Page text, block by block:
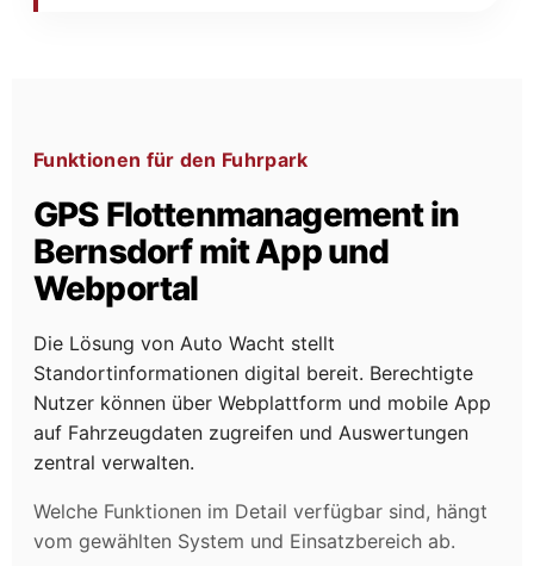
Funktionen für den Fuhrpark
GPS Flottenmanagement in
Bernsdorf mit App und
Webportal
Die Lösung von Auto Wacht stellt
Standortinformationen digital bereit. Berechtigte
Nutzer können über Webplattform und mobile App
auf Fahrzeugdaten zugreifen und Auswertungen
zentral verwalten.
Welche Funktionen im Detail verfügbar sind, hängt
vom gewählten System und Einsatzbereich ab.